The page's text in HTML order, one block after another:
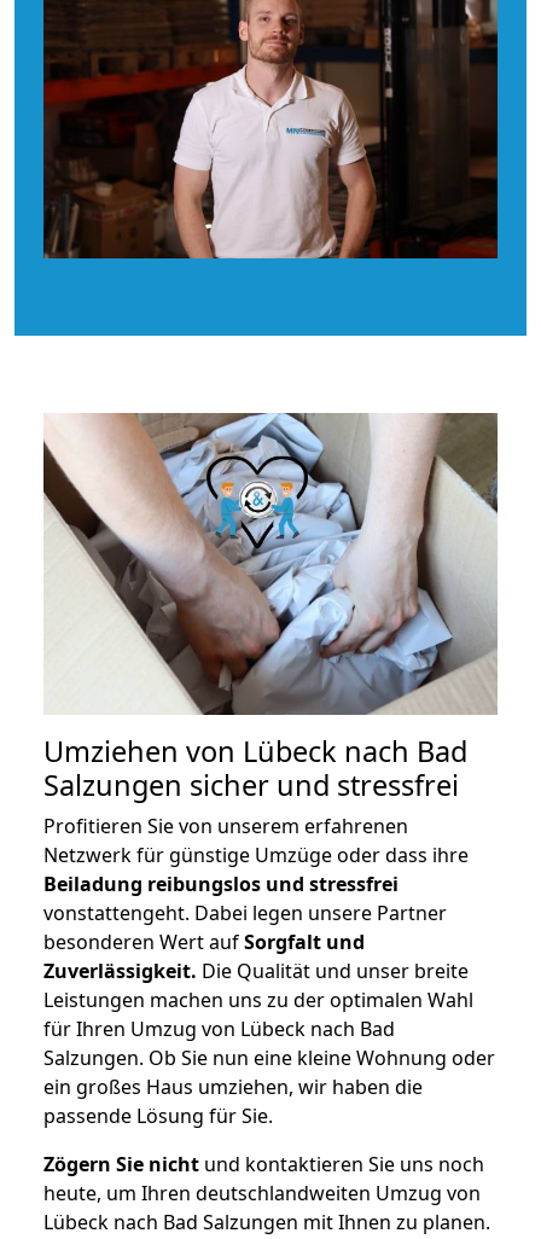
Umziehen von Lübeck nach Bad
Salzungen sicher und stressfrei
Profitieren Sie von unserem erfahrenen
Netzwerk für günstige Umzüge oder dass ihre
Beiladung reibungslos und stressfrei
vonstattengeht. Dabei legen unsere Partner
besonderen Wert aufSorgfalt und
Zuverlässigkeit. Die Qualität und unser breite
Leistungen machen uns zu der optimalen Wahl
für Ihren Umzug von Lübeck nach Bad
Salzungen. Ob Sie nun eine kleine Wohnung oder
ein großes Haus umziehen, wir haben die
passende Lösung für Sie.
Zögern Sie nicht und kontaktieren Sie uns noch
heute, um Ihren deutschlandweiten Umzug von
Lübeck nach Bad Salzungen mit Ihnen zu planen.